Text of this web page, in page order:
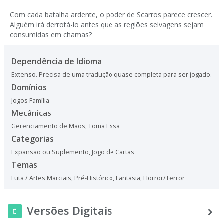
Com cada batalha ardente, o poder de Scarros parece crescer.
Alguém irá derrotá-lo antes que as regiões selvagens sejam
consumidas em chamas?
Dependência de Idioma
Extenso. Precisa de uma tradução quase completa para ser jogado.
Domínios
Jogos Família
Mecânicas
Gerenciamento de Mãos,Toma Essa
Categorias
Expansão ou Suplemento, Jogo de Cartas
Temas
Luta / Artes Marciais, Pré-Histórico, Fantasia, Horror/Terror
Versões Digitais